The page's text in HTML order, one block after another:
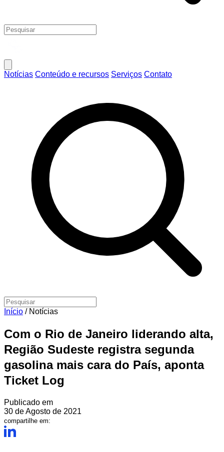
Notícias Conteúdo e recursos Serviços Contato
Início / Notícias
Com o Rio de Janeiro liderando alta,
Região Sudeste registra segunda
gasolina mais cara do País, aponta
Ticket Log
Publicado em
30 de Agosto de 2021
compartilhe em: